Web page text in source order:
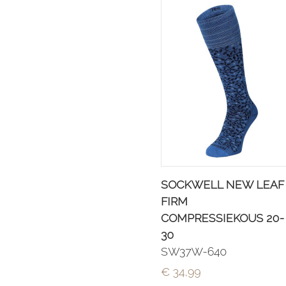
SOCKWELL NEW LEAF
FIRM
COMPRESSIEKOUS 20-
30
SW37W-640
€ 34,99